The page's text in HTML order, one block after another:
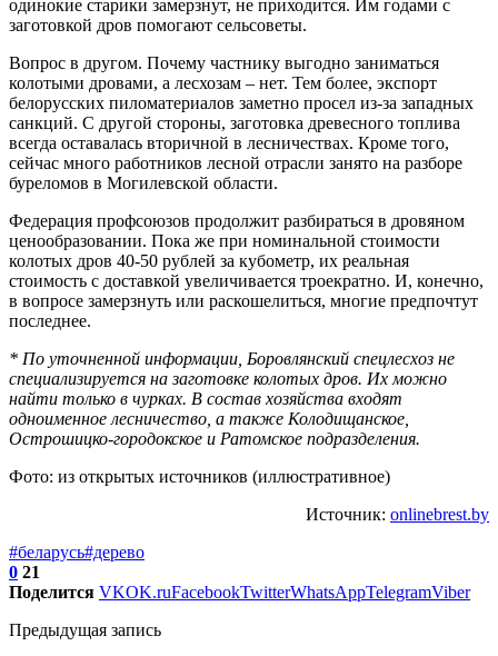
одинокие старики замерзнут, не приходится. Им годами с
заготовкой дров помогают сельсоветы.
Вопрос в другом. Почему частнику выгодно заниматься
колотыми дровами, а лесхозам – нет. Тем более, экспорт
белорусских пиломатериалов заметно просел из-за западных
санкций. С другой стороны, заготовка древесного топлива
всегда оставалась вторичной в лесничествах. Кроме того,
сейчас много работников лесной отрасли занято на разборе
буреломов в Могилевской области.
Федерация профсоюзов продолжит разбираться в дровяном
ценообразовании. Пока же при номинальной стоимости
колотых дров 40-50 рублей за кубометр, их реальная
стоимость с доставкой увеличивается троекратно. И, конечно,
в вопросе замерзнуть или раскошелиться, многие предпочтут
последнее.
* По уточненной информации, Боровлянский спецлесхоз не
специализируется на заготовке колотых дров. Их можно
найти только в чурках. В состав хозяйства входят
одноименное лесничество, а также Колодищанское,
Острошицко-городокское и Ратомское подразделения.
Фото: из открытых источников (иллюстративное)
Источник: onlinebrest.by
#беларусь#дерево
0 21
Поделится VKOK.ruFacebookTwitterWhatsAppTelegramViber
Предыдущая запись